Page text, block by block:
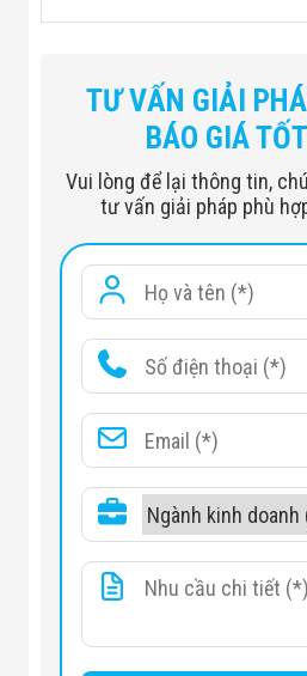
TƯ VẤN GIẢI
BÁO GIÁ
Vui lòng để lại thông tin,
tư vấn giải pháp phù